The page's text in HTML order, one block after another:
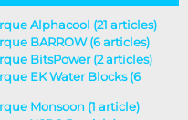
Alphacool (21 articles)
BARROW (6 articles)
BitsPower (2 articles)
EK Water Blocks (6
Monsoon (1 article)